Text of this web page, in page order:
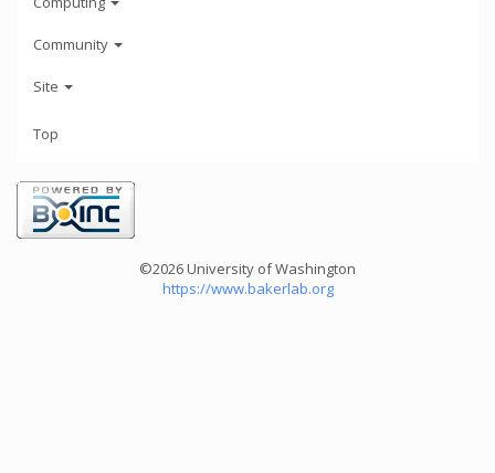
Community
Site
Top
©2026 University of Washington
https://www.bakerlab.org